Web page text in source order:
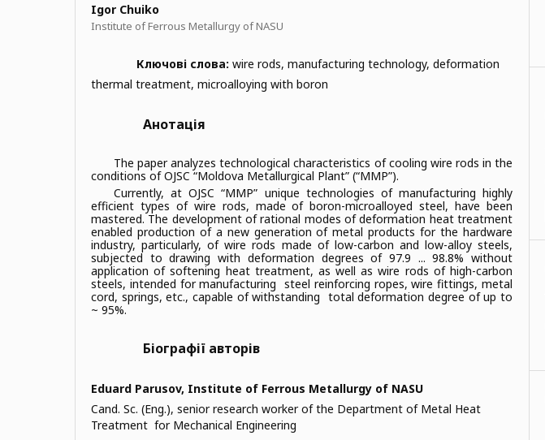
Igor Chuiko
Institute of Ferrous Metallurgy of NASU
Ключові слова: wire rods, manufacturing technology, deformation
thermal treatment, microalloying with boron
Анотація
The paper analyzes technological characteristics of cooling wire rods in the
conditions of OJSC “Moldova Metallurgical Plant” (“MMP”).
Currently, at OJSC “MMP” unique technologies of manufacturing highly
efficient types of wire rods, made of boron-microalloyed steel, have been
mastered. The development of rational modes of deformation heat treatment
enabled production of a new generation of metal products for the hardware
industry, particularly, of wire rods made of low-carbon and low-alloy steels,
subjected to drawing with deformation degrees of 97.9 ... 98.8% without
application of softening heat treatment, as well as wire rods of high-carbon
steels, intended for manufacturing steel reinforcing ropes, wire fittings, metal
cord, springs, etc., capable of withstanding total deformation degree of up to
~ 95%.
Біографії авторів
Eduard Parusov, Institute of Ferrous Metallurgy of NASU
Cand. Sc. (Eng.), senior research worker of the Department of Metal Heat
Treatment for Mechanical Engineering